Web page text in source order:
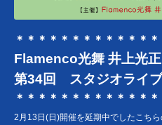
＊＊＊＊＊＊＊＊＊＊＊＊＊
Flamenco光舞 井上光
第34回 スタジオライブ
＊＊＊＊＊＊＊＊＊＊＊＊＊
2月13日(日)開催を延期中でしたこち